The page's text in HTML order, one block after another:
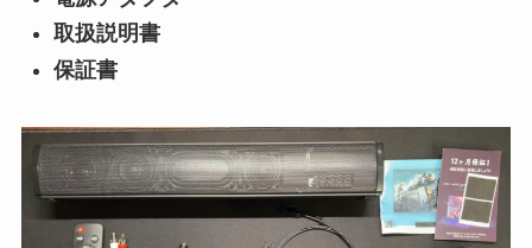
取扱説明書
保証書